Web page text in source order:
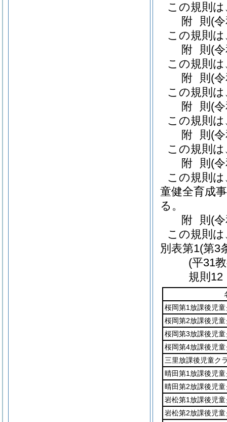
この規則
附 則 (
この規則
附 則 (
この規則
附 則 (
この規則
附 則 (
この規則
附 則 (
この規則
附 則 (
この規則
童健全育成
る。
附 則 (
この規則
別表第1(第3
(平31
規則12
桜岡第1放課後児童
桜岡第2放課後児童
桜岡第3放課後児童
桜岡第4放課後児童
三里放課後児童ク
晴田第1放課後児童
晴田第2放課後児童
岩松第1放課後児童
岩松第2放課後児童